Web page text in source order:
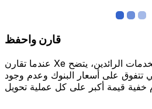
قارن واحفظ
عندما تقارن Xe بالبنوك الرائدة ومقدمي الخدمات الرائدين، يتضح
تتفوق على أسعار البنوك وعدم وجود